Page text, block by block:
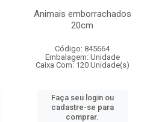
Animais emborrachados
20cm
Código: 845664
Embalagem: Unidade
Caixa Com: 120 Unidade(s)
Faça seu login ou
cadastre-se para
comprar.